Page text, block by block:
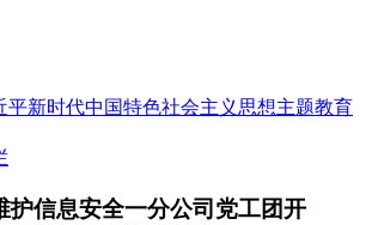
平新时代中国特色社会主义思想主题教育
护信息安全一分公司党工团开